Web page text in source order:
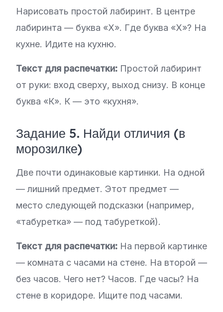
Нарисовать простой лабиринт. В центре
лабиринта — буква «Х». Где буква «Х»? На
кухне. Идите на кухню.
Текст для распечатки: Простой лабиринт
от руки: вход сверху, выход снизу. В конце
буква «К». К — это «кухня».
Задание 5. Найди отличия (в
морозилке)
Две почти одинаковые картинки. На одной
— лишний предмет. Этот предмет —
место следующей подсказки (например,
«табуретка» — под табуреткой).
Текст для распечатки: На первой картинке
— комната с часами на стене. На второй —
без часов. Чего нет? Часов. Где часы? На
стене в коридоре. Ищите под часами.